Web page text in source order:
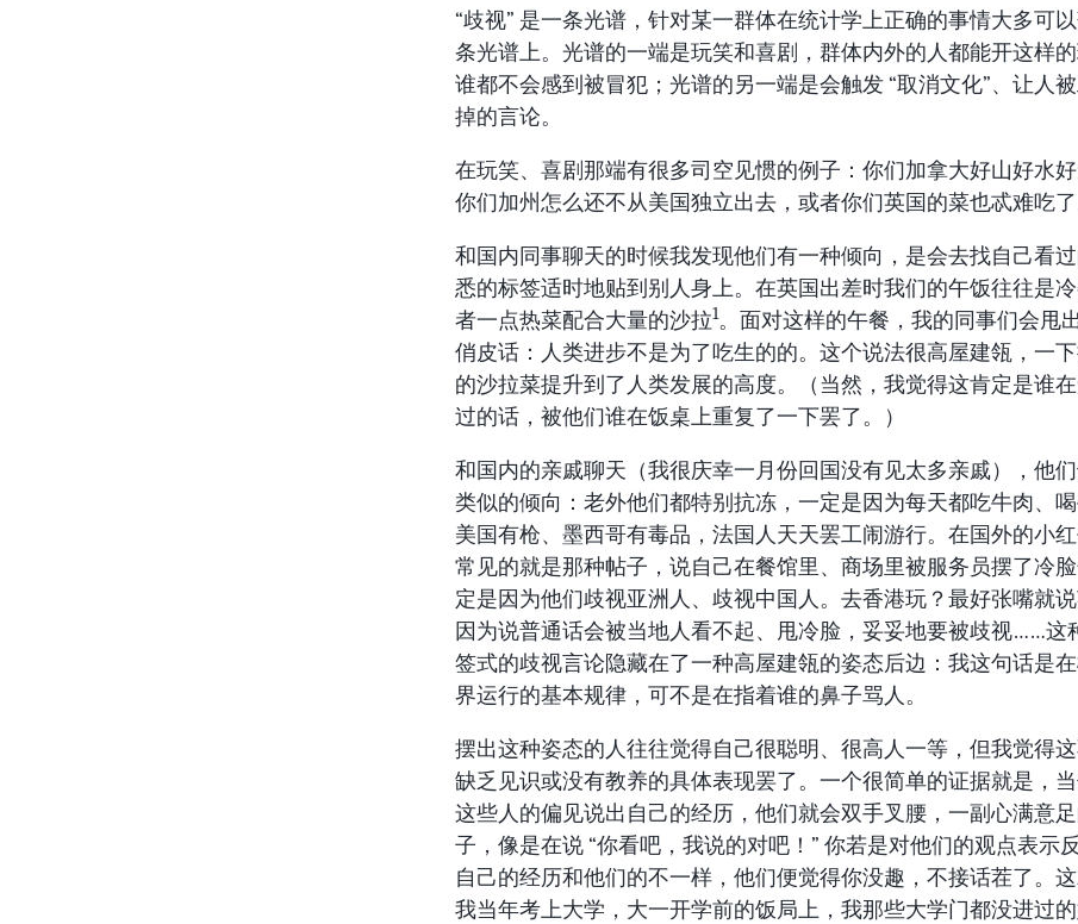
“歧视” 是一条光谱，针对某一群体在统计学上正确的事情大多可
条光谱上。光谱的一端是玩笑和喜剧，群体内外的人都能开这样的
谁都不会感到被冒犯；光谱的另一端是会触发 “取消文化”、让人
掉的言论。
在玩笑、喜剧那端有很多司空见惯的例子：你们加拿大好山好水好
你们加州怎么还不从美国独立出去，或者你们英国的菜也忒难吃了
和国内同事聊天的时候我发现他们有一种倾向，是会去找自己看
悉的标签适时地贴到别人身上。在英国出差时我们的午饭往往是
者一点热菜配合大量的沙拉1。面对这样的午餐，我的同事们会甩
俏皮话：人类进步不是为了吃生的的。这个说法很高屋建瓴，一
的沙拉菜提升到了人类发展的高度。（当然，我觉得这肯定是谁
过的话，被他们谁在饭桌上重复了一下罢了。）
和国内的亲戚聊天（我很庆幸一月份回国没有见太多亲戚），他
类似的倾向：老外他们都特别抗冻，一定是因为每天都吃牛肉、喝
美国有枪、墨西哥有毒品，法国人天天罢工闹游行。在国外的小
常见的就是那种帖子，说自己在餐馆里、商场里被服务员摆了冷
定是因为他们歧视亚洲人、歧视中国人。去香港玩？最好张嘴就说
因为说普通话会被当地人看不起、甩冷脸，妥妥地要被歧视……这
签式的歧视言论隐藏在了一种高屋建瓴的姿态后边：我这句话是
界运行的基本规律，可不是在指着谁的鼻子骂人。
摆出这种姿态的人往往觉得自己很聪明、很高人一等，但我觉得
缺乏见识或没有教养的具体表现罢了。一个很简单的证据就是，
这些人的偏见说出自己的经历，他们就会双手叉腰，一副心满意
子，像是在说 “你看吧，我说的对吧！” 你若是对他们的观点表示
自己的经历和他们的不一样，他们便觉得你没趣，不接话茬了。
我当年考上大学，大一开学前的饭局上，我那些大学门都没进过